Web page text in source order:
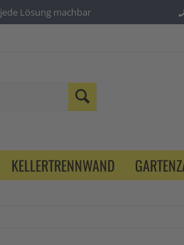
jede Lösung machbar
KELLERTRENNWAND